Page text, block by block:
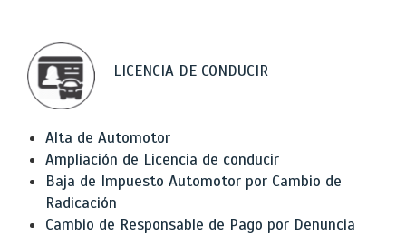
LICENCIA DE CONDUCIR
Alta de Automotor
Ampliación de Licencia de conducir
Baja de Impuesto Automotor por Cambio de
Radicación
Cambio de Responsable de Pago por Denuncia